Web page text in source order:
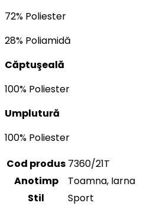
72% Poliester
28% Poliamidă
Căptuşeală
100% Poliester
Umplutură
100% Poliester
Cod produs 7360/21T
Anotimp
Toamna, Iarna
Stil
Sport